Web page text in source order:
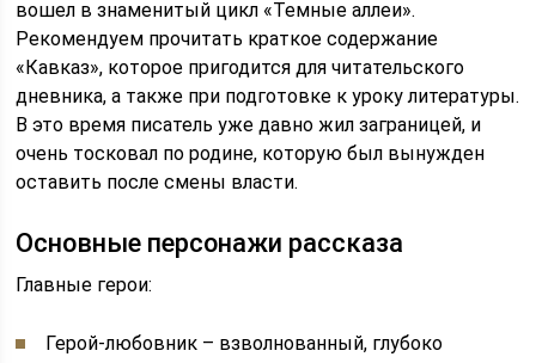
вошел в знаменитый цикл «Темные аллеи».
Рекомендуем прочитать краткое содержание
«Кавказ», которое пригодится для читательского
дневника, а также при подготовке к уроку литературы.
В это время писатель уже давно жил заграницей, и
очень тосковал по родине, которую был вынужден
оставить после смены власти.
Основные персонажи рассказа
Главные герои:
Герой-любовник – взволнованный, глубоко